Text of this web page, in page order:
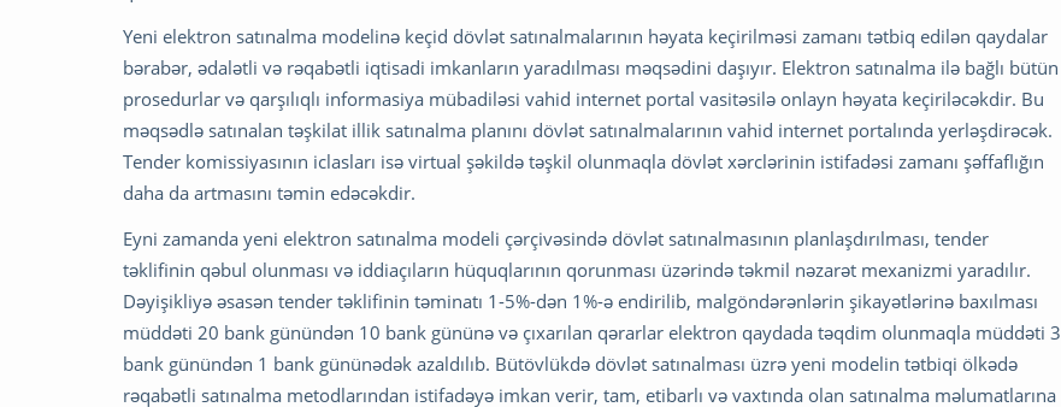
Yeni elektron satınalma modelinə keçid dövlət satınalmalarının həyata keçirilməsi zamanı tətbiq edilən qaydalar
bərabər, ədalətli və rəqabətli iqtisadi imkanların yaradılması məqsədini daşıyır. Elektron satınalma ilə bağlı bütün
prosedurlar və qarşılıqlı informasiya mübadiləsi vahid internet portal vasitəsilə onlayn həyata keçiriləcəkdir. Bu
məqsədlə satınalan təşkilat illik satınalma planını dövlət satınalmalarının vahid internet portalında yerləşdirəcək.
Tender komissiyasının iclasları isə virtual şəkildə təşkil olunmaqla dövlət xərclərinin istifadəsi zamanı şəffaflığın
daha da artmasını təmin edəcəkdir.
Eyni zamanda yeni elektron satınalma modeli çərçivəsində dövlət satınalmasının planlaşdırılması, tender
təklifinin qəbul olunması və iddiaçıların hüquqlarının qorunması üzərində təkmil nəzarət mexanizmi yaradılır.
Dəyişikliyə əsasən tender təklifinin təminatı 1-5%-dən 1%-ə endirilib, malgöndərənlərin şikayətlərinə baxılması
müddəti 20 bank günündən 10 bank gününə və çıxarılan qərarlar elektron qaydada təqdim olunmaqla müddəti 3
bank günündən 1 bank gününədək azaldılıb. Bütövlükdə dövlət satınalması üzrə yeni modelin tətbiqi ölkədə
rəqabətli satınalma metodlarından istifadəyə imkan verir, tam, etibarlı və vaxtında olan satınalma məlumatlarına